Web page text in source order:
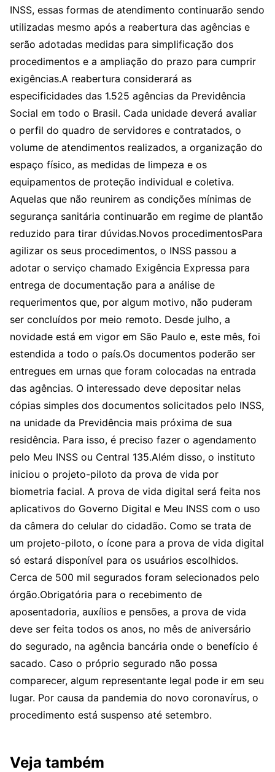
INSS, essas formas de atendimento continuarão sendo
utilizadas mesmo após a reabertura das agências e
serão adotadas medidas para simplificação dos
procedimentos e a ampliação do prazo para cumprir
exigências.A reabertura considerará as
especificidades das 1.525 agências da Previdência
Social em todo o Brasil. Cada unidade deverá avaliar
o perfil do quadro de servidores e contratados, o
volume de atendimentos realizados, a organização do
espaço físico, as medidas de limpeza e os
equipamentos de proteção individual e coletiva.
Aquelas que não reunirem as condições mínimas de
segurança sanitária continuarão em regime de plantão
reduzido para tirar dúvidas.Novos procedimentosPara
agilizar os seus procedimentos, o INSS passou a
adotar o serviço chamado Exigência Expressa para
entrega de documentação para a análise de
requerimentos que, por algum motivo, não puderam
ser concluídos por meio remoto. Desde julho, a
novidade está em vigor em São Paulo e, este mês, foi
estendida a todo o país.Os documentos poderão ser
entregues em urnas que foram colocadas na entrada
das agências. O interessado deve depositar nelas
cópias simples dos documentos solicitados pelo INSS,
na unidade da Previdência mais próxima de sua
residência. Para isso, é preciso fazer o agendamento
pelo Meu INSS ou Central 135.Além disso, o instituto
iniciou o projeto-piloto da prova de vida por
biometria facial. A prova de vida digital será feita nos
aplicativos do Governo Digital e Meu INSS com o uso
da câmera do celular do cidadão. Como se trata de
um projeto-piloto, o ícone para a prova de vida digital
só estará disponível para os usuários escolhidos.
Cerca de 500 mil segurados foram selecionados pelo
órgão.Obrigatória para o recebimento de
aposentadoria, auxílios e pensões, a prova de vida
deve ser feita todos os anos, no mês de aniversário
do segurado, na agência bancária onde o benefício é
sacado. Caso o próprio segurado não possa
comparecer, algum representante legal pode ir em seu
lugar. Por causa da pandemia do novo coronavírus, o
procedimento está suspenso até setembro.
Veja também